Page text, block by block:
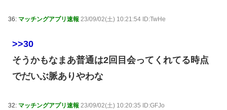
36: マッチングアプリ速報 23/09/02(土) 10:21:54 ID:TwHe
>>30
そうかもなまあ普通は2回目会ってくれてる時点
でだいぶ脈ありやわな
32: マッチングアプリ速報 23/09/02(土) 10:20:35 ID:GFJo